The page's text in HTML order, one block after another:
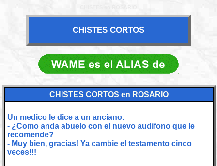
CHISTES CORTOS
CHISTES CORTOS en ROSARIO
Un medico le dice a un anciano:
- ¿Como anda abuelo con el nuevo audifono que le
recomende?
- Muy bien, gracias! Ya cambie el testamento cinco
veces!!!